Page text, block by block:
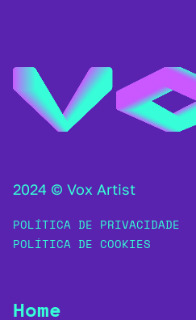
2024 © Vox Artist
POLÍTICA DE PRIVACIDADE
POLÍTICA DE COOKIES
Home